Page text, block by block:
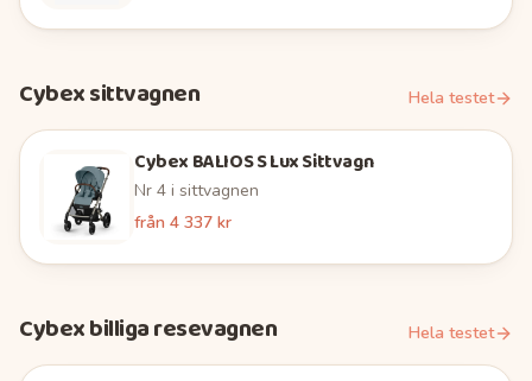
Cybexsittvagnen Hela testet
Cybex BALIOS S Lux Sittvagn
Nr 4 i sittvagnen
från 4 337 kr
Cybexbilliga resevagnen Hela testet